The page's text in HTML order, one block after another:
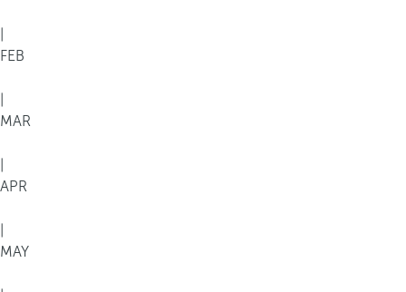
FEB
MAR
APR
MAY